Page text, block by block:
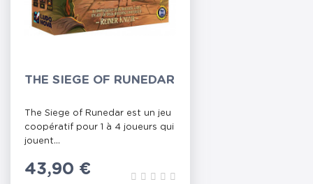
THE SIEGE OF RUNEDAR
The Siege of Runedar est un jeu
coopératif pour 1 à 4 joueurs qui
jouent...
Prix
43,90 €